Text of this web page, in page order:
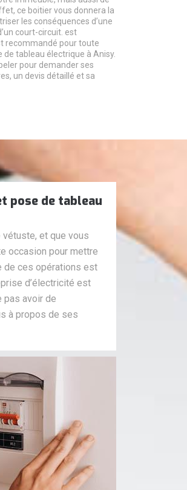
ce boitier vous donnera la
les conséquences d’une
court-circuit. est
recommandé pour toute
de tableau électrique à Anisy.
pour demander ses
un devis détaillé et sa
pose de tableau
et que vous
occasion pour mettre
de ces opérations est
d’électricité est
pas avoir de
à propos de ses